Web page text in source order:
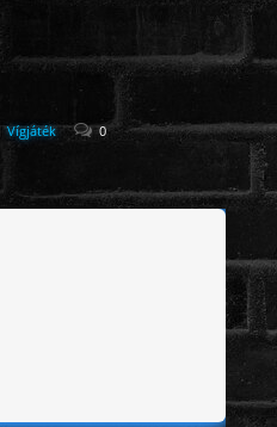
© 2017-2026 Az oldal nem tárol
adat külső forrásból származik |
Vígjáték 0